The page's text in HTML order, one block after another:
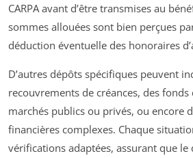
CARPA avant d’être transmises au
sommes allouées sont bien perçues
déduction éventuelle des honoraires
D’autres dépôts spécifiques peuvent
recouvrements de créances, des
marchés publics ou privés, ou encore
financières complexes. Chaque
vérifications adaptées, assurant que